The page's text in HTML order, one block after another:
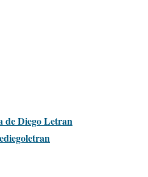
de Diego Letran